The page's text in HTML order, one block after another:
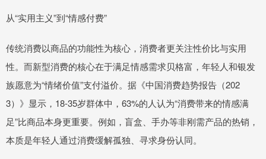
从“实用主义”到“情感付费”
传统消费以商品的功能性为核心，消费者更关注性价比与实用
性。而新型消费的核心在于满足情感需求贝格富，年轻人和银发
族愿意为“情绪价值”支付溢价。据《中国消费趋势报告（202
3）》显示，18-35岁群体中，63%的人认为“消费带来的情感满
足”比商品本身更重要。例如，盲盒、手办等非刚需产品的热销，
本质是年轻人通过消费缓解孤独、寻求身份认同。